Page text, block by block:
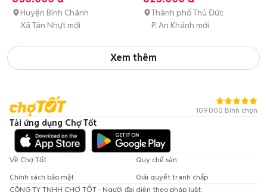
Huyện Bình Chánh
Xã Tân Nhựt mới
Thành phố Thủ Đức
P. An Khánh mới
Xem thêm
109.000 Bình chọn
Tải ứng dụng Chợ Tốt
Về Chợ Tốt
Quy chế sàn
Chính sách bảo mật
Giải quyết tranh chấp
CÔNG TY TNHH CHỢ TỐT - Người đại diện theo pháp luật: